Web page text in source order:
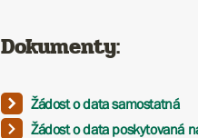
Dokumenty:
Žádost o data samostatná
Žádost o data poskytovaná